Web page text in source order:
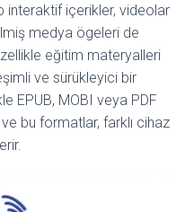
interaktif içerikler, videolar
medya ögeleri de
eğitim materyalleri
ve sürükleyici bir
EPUB, MOBI veya PDF
bu formatlar, farklı cihaz